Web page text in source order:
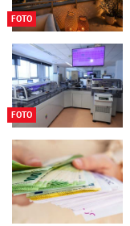
FOTO
FOTO